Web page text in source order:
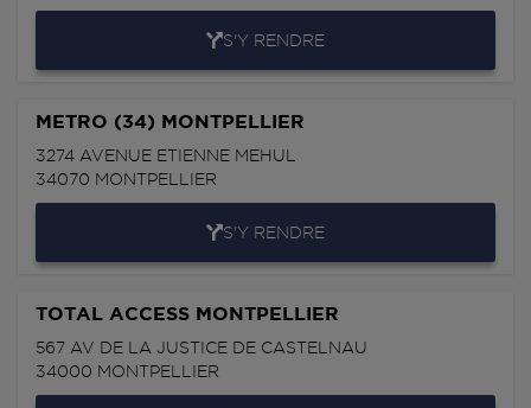
S'Y RENDRE
METRO (34) MONTPELLIER
3274 AVENUE ETIENNE MEHUL
34070 MONTPELLIER
S'Y RENDRE
TOTAL ACCESS MONTPELLIER
567 AV DE LA JUSTICE DE CASTELNAU
34000 MONTPELLIER